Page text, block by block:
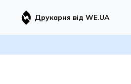
Друкарня від WE.UA